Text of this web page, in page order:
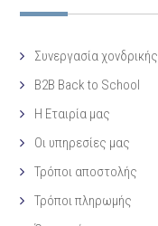
Συνεργασία χονδρικής
B2B Back to School
Η Eταιρία μας
Οι υπηρεσίες μας
Τρόποι αποστολής
Τρόποι πληρωμής